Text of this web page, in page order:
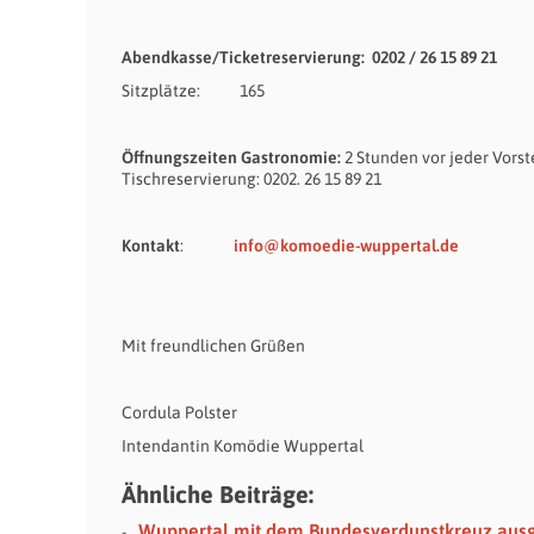
Abendkasse/Ticketreservierung: 0202 / 26 15 89 21
Sitzplätze: 165
Öffnungszeiten Gastronomie: 2 Stunden vor jeder
Tischreservierung: 0202. 26 15 89 21
Kontakt: info@komoedie-wuppertal.de
Mit freundlichen Grüßen
Cordula Polster
Intendantin Komödie Wuppertal
Ähnliche Beiträge: